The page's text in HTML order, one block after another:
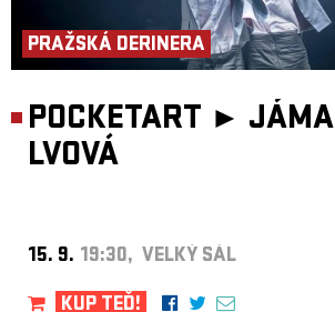
PRAŽSKÁ DERINERA
POCKETART ► JÁMA
LVOVÁ
15. 9. 19:30, VELKÝ SÁL
KUP TEĎ!